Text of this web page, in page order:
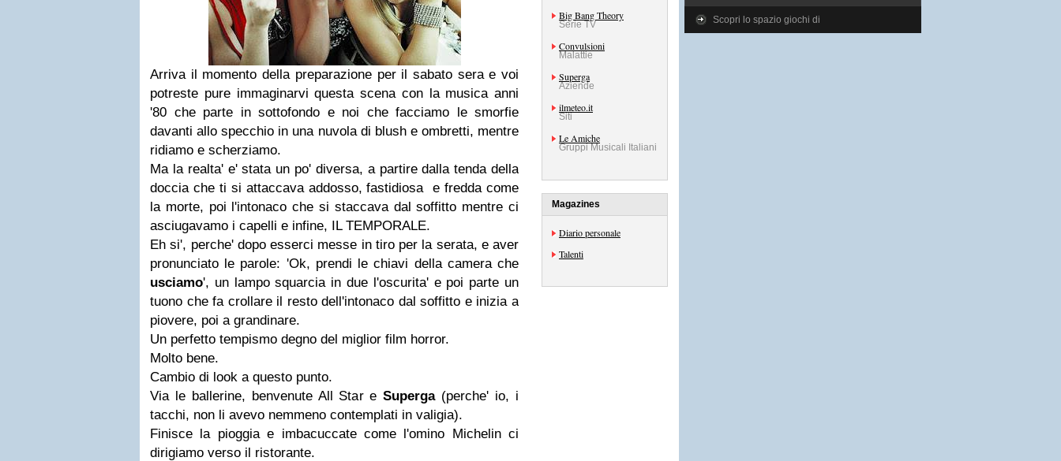
Arriva il momento della preparazione per il sabato sera e voi
potreste pure immaginarvi questa scena con la musica anni
'80 che parte in sottofondo e noi che facciamo le smorfie
davanti allo specchio in una nuvola di blush e ombretti, mentre
ridiamo e scherziamo.
Ma la realta' e' stata un po' diversa, a partire dalla tenda della
doccia che ti si attaccava addosso, fastidiosa e fredda come
la morte, poi l'intonaco che si staccava dal soffitto mentre ci
asciugavamo i capelli e infine, IL TEMPORALE.
Eh si', perche' dopo esserci messe in tiro per la serata, e aver
pronunciato le parole: 'Ok, prendi le chiavi della camera che
usciamo', un lampo squarcia in due l'oscurita' e poi parte un
tuono che fa crollare il resto dell'intonaco dal soffitto e inizia a
piovere, poi a grandinare.
Un perfetto tempismo degno del miglior film horror.
Molto bene.
Cambio di look a questo punto.
Via le ballerine, benvenute All Star eSuperga(perche' io, i
tacchi, non li avevo nemmeno contemplati in valigia).
Finisce la pioggia e imbacuccate come l'omino Michelin ci
dirigiamo verso il ristorante.
Big Bang Theory
Serie TV
Convulsioni
Malattie
Superga
Aziende
ilmeteo.it
Siti
Le Amiche
Gruppi Musicali Italiani
Magazines
Diario personale
Talenti
Scopri lo spazio giochi di